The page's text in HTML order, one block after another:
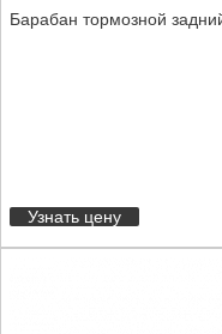
Барабан тормозной
Узнать цену